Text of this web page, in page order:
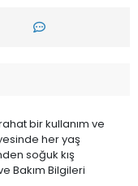
bir kullanım ve
her yaş
soğuk kış
Bakım Bilgileri